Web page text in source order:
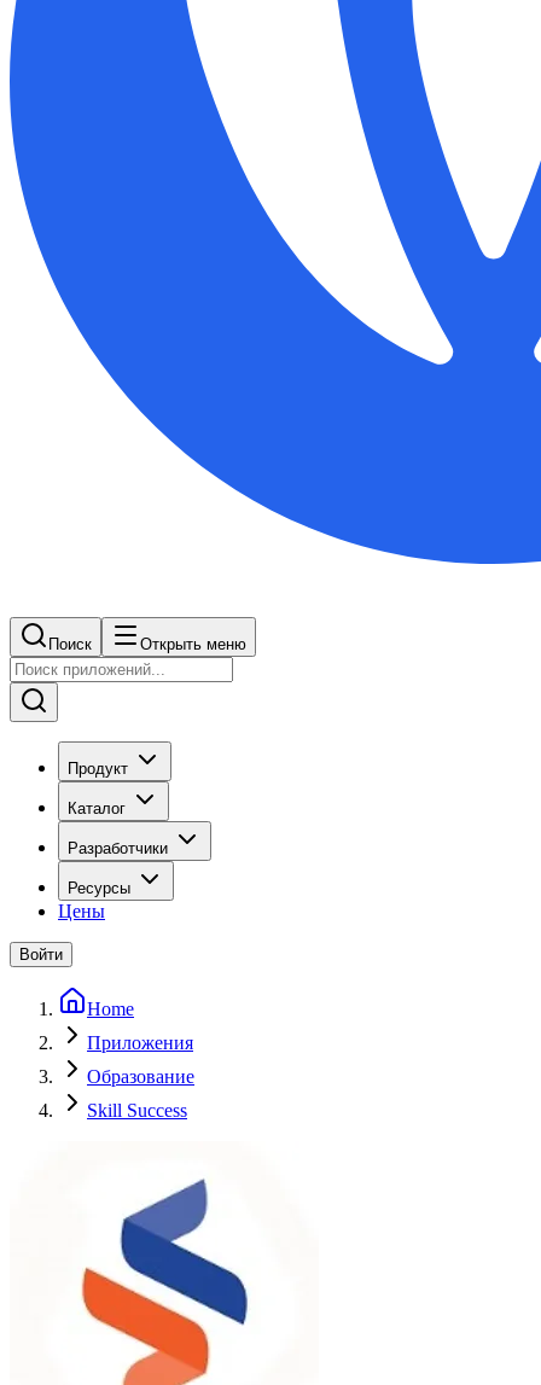
Поиск Открыть меню
Продукт
Каталог
Разработчики
Ресурсы
Цены
Войти
Home
Приложения
Образование
Skill Success